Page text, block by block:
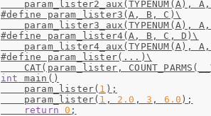
#define param_lister3(A, B, C)\
#define param_lister4(A, B, C, D)\
#define param_lister(...)\
int
main()
    param_lister(
1 );
    param_lister(
1 , 2.0 , 3 , 6.0 );
return
0